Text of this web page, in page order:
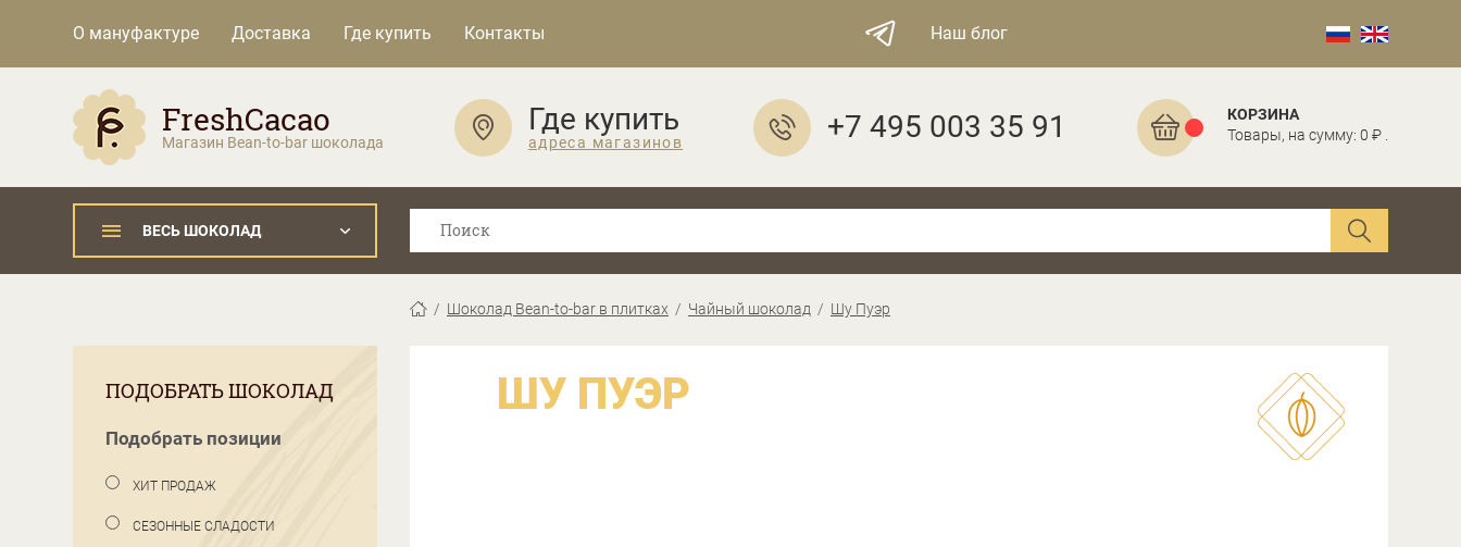
О мануфактуре Доставка Где купить Контакты Наш блог
FreshCacao
Магазин Bean-to-bar шоколада
Где купить
адреса магазинов +7 495 003 35 91
КОРЗИНА
Товары, на сумму: 0 ₽ .
ВЕСЬ ШОКОЛАД
Шоколад Bean-to-bar в плитках Чайный шоколад Шу Пуэр
ПОДОБРАТЬ ШОКОЛАД
Подобрать позиции
ХИТ ПРОДАЖ
СЕЗОННЫЕ СЛАДОСТИ
ШУ ПУЭР